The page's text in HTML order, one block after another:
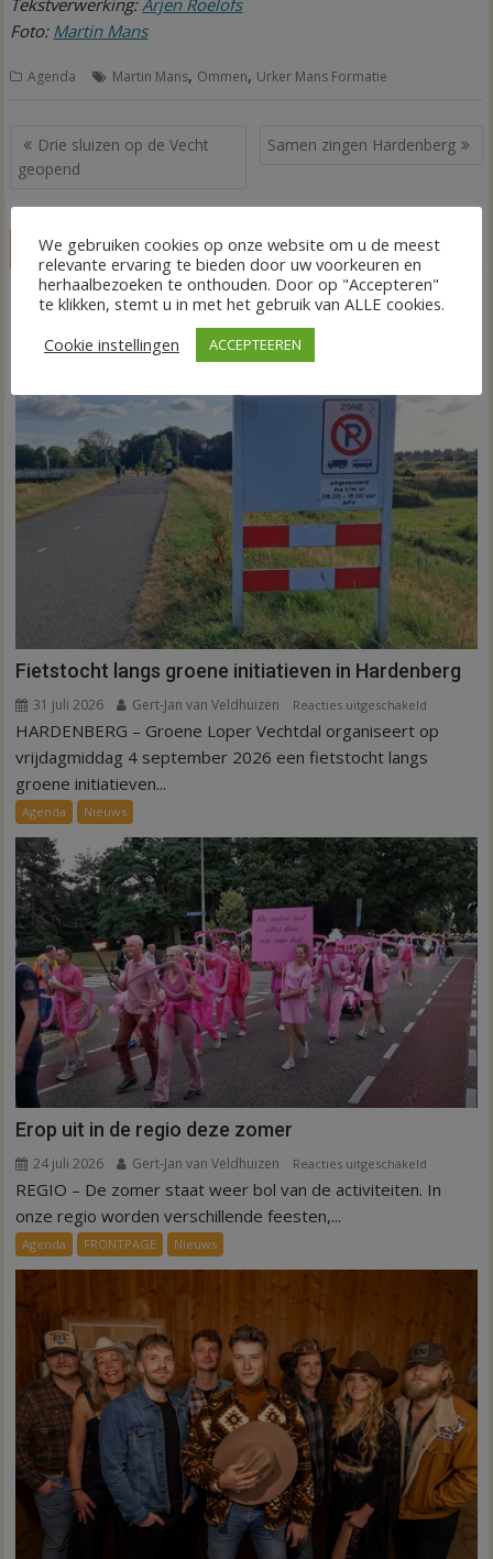
Tekstverwerking:Arjen Roelofs
Foto: Martin Mans
Agenda Martin Mans, Ommen, Urker Mans Formatie
Bericht
navigatie
Drie sluizen op de Vecht
geopend
Samen zingen Hardenberg
GERELATEERDE BERICHTEN
Fietstocht langs groene initiatieven in Hardenberg
31 juli 2026 Gert-Jan van Veldhuizen Reacties uitgeschakeld
Fietstocht
langs
HARDENBERG – Groene Loper Vechtdal organiseert op
vrijdagmiddag 4 september 2026 een fietstocht langs
groene initiatieven...
Agenda Nieuws
Erop uit in de regio deze zomer
24 juli 2026 Gert-Jan van Veldhuizen Reacties uitgeschakeld
Erop
REGIO – De zomer staat weer bol van de activiteiten. In
onze regio worden verschillende feesten,...
Agenda FRONTPAGE Nieuws
We gebruiken cookies op onze website om u de meest
relevante ervaring te bieden door uw voorkeuren en
herhaalbezoeken te onthouden. Door op "Accepteren"
te klikken, stemt u in met het gebruik van ALLE cookies.
Cookie instellingen
ACCEPTEEREN